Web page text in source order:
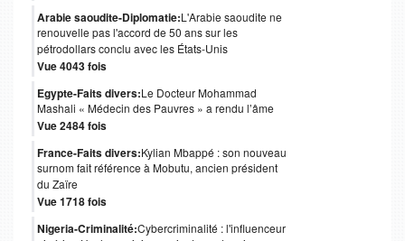
Arabie saoudite-Diplomatie:L'Arabie saoudite ne
renouvelle pas l'accord de 50 ans sur les
pétrodollars conclu avec les États-Unis
Vue 4043 fois
Egypte-Faits divers:Le Docteur Mohammad
Mashali « Médecin des Pauvres » a rendu l’âme
Vue 2484 fois
France-Faits divers:Kylian Mbappé : son nouveau
surnom fait référence à Mobutu, ancien président
du Zaïre
Vue 1718 fois
Nigeria-Criminalité:Cybercriminalité : l'influenceur